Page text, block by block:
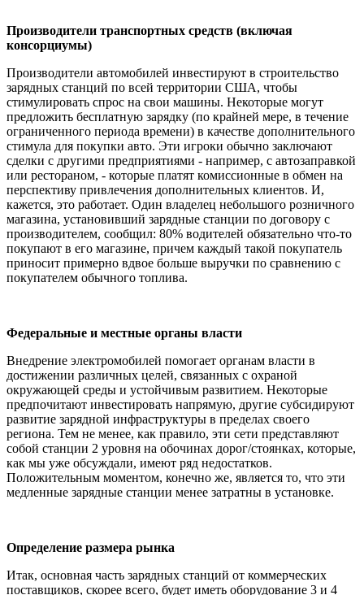
Производители транспортных средств (включая
консорциумы)
Производители автомобилей инвестируют в строительство
зарядных станций по всей территории США, чтобы
стимулировать спрос на свои машины. Некоторые могут
предложить бесплатную зарядку (по крайней мере, в течение
ограниченного периода времени) в качестве дополнительного
стимула для покупки авто. Эти игроки обычно заключают
сделки с другими предприятиями - например, с автозаправкой
или рестораном, - которые платят комиссионные в обмен на
перспективу привлечения дополнительных клиентов. И,
кажется, это работает. Один владелец небольшого розничного
магазина, установивший зарядные станции по договору с
производителем, сообщил: 80% водителей обязательно что-то
покупают в его магазине, причем каждый такой покупатель
приносит примерно вдвое больше выручки по сравнению с
покупателем обычного топлива.
Федеральные и местные органы власти
Внедрение электромобилей помогает органам власти в
достижении различных целей, связанных с охраной
окружающей среды и устойчивым развитием. Некоторые
предпочитают инвестировать напрямую, другие субсидируют
развитие зарядной инфраструктуры в пределах своего
региона. Тем не менее, как правило, эти сети представляют
собой станции 2 уровня на обочинах дорог/стоянках, которые,
как мы уже обсуждали, имеют ряд недостатков.
Положительным моментом, конечно же, является то, что эти
медленные зарядные станции менее затратны в установке.
Определение размера рынка
Итак, основная часть зарядных станций от коммерческих
поставщиков, скорее всего, будет иметь оборудование 3 и 4